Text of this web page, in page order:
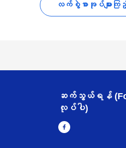
လက်စွဲစာအုပ်များ
ဆက်သွယ်ရန်
လုပ်ပါ)